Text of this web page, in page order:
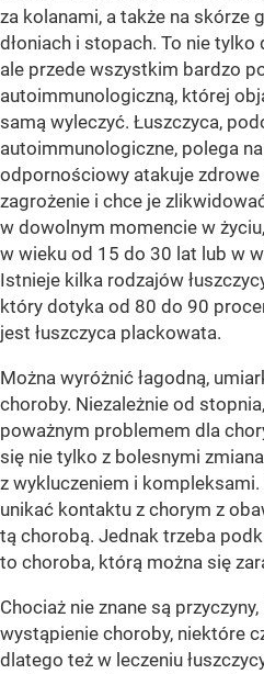
za kolanami, a także na skórze
dłoniach i stopach. To nie
ale przede wszystkim bardzo
autoimmunologiczną, której
samą wyleczyć. Łuszczyca,
autoimmunologiczne, polega na
odpornościowy atakuje
zagrożenie i chce je
w dowolnym momencie w
w wieku od 15 do 30 lat lub w
Istnieje kilka rodzajów
który dotyka od 80 do 90
jest łuszczyca plackowata.
Można wyróżnić łagodną,
choroby. Niezależnie od
poważnym problemem dla
się nie tylko z bolesnymi
z wykluczeniem i
unikać kontaktu z chorym z
tą chorobą. Jednak trzeba
to choroba, którą można się
Chociaż nie znane są
wystąpienie choroby, niektóre
dlatego też w leczeniu